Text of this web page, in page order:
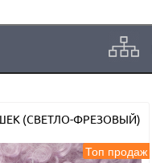
(СВЕТЛО-ФРЕЗОВЫЙ)
Топ продаж